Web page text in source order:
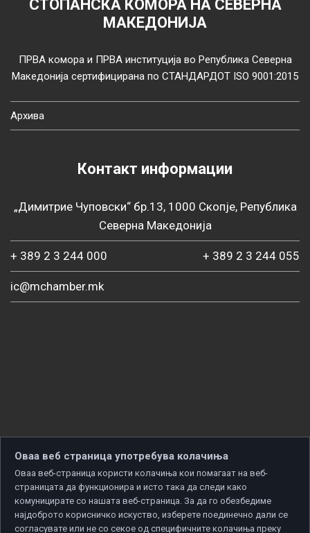
СТОПАНСКА КОМОРА НА СЕВЕРНА
МАКЕДОНИЈА
ПРВА комора и ПРВА институција во Република Северна
Македонија сертифицирана по СТАНДАРДОТ ISO 9001:2015
Архива
Контакт информации
„Димитрие Чуповски“ бр.13, 1000 Скопје, Република
Северна Македонија
+ 389 2 3 244 000 + 389 2 3 244 055
ic@mchamber.mk
Оваа веб страница употребува колачиња
Оваа веб-страница користи колачиња кои помагаат на веб-
страницата да функционира и исто така да следи како
комуницирате со нашата веб-страница. За да го обезбедиме
најдоброто корисничко искуство, изберете поединечно дали се
согласувате или не со секое од специфичните колачиња преку